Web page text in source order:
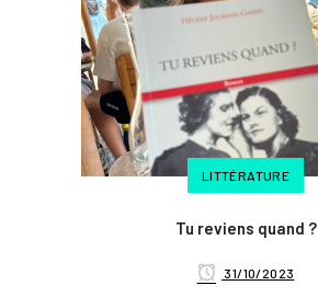
LITTÉRATURE
Tu reviens quand ?
31/10/2023